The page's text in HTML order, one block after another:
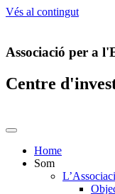
Vés al contingut
Associació per a
Centre
Home
Som